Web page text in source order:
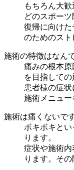
もちろん大
どのスポー
復帰に向けた
のためのスト
施術の特徴はなん
痛みの根本原
を目指しての
患者様の症
施術メニュー
施術は痛くないで
ボキボキと
ります。
症状や施術
ります。そ